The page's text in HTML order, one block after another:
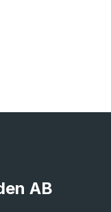
AB